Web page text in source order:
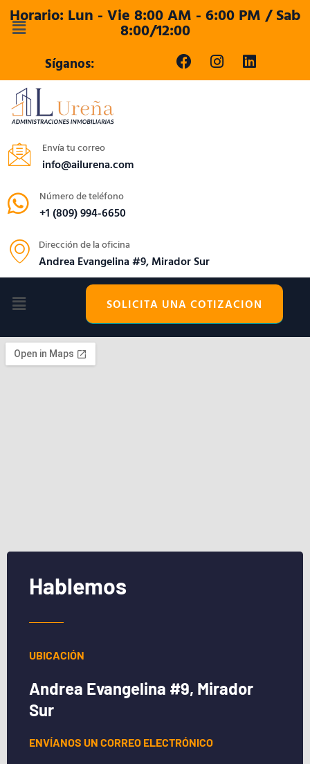
Horario: Lun - Vie 8:00 AM - 6:00 PM / Sab
8:00/12:00
Síganos:
Envía tu correo
info@ailurena.com
Número de teléfono
+1 (809) 994-6650
Dirección de la oficina
Andrea Evangelina #9, Mirador Sur
SOLICITA UNA COTIZACION
Hablemos
UBICACIÓN
Andrea Evangelina #9, Mirador
Sur
ENVÍANOS UN CORREO ELECTRÓNICO